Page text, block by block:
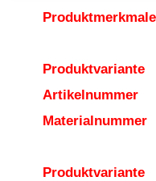
Produktmerkmale
Produktvariante
Artikelnummer
Materialnummer
Produktvariante